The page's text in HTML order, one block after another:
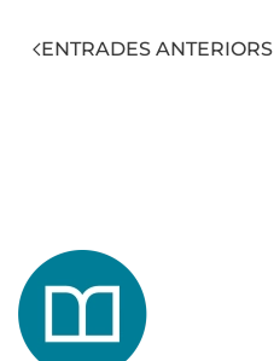
ENTRADES ANTERIORS